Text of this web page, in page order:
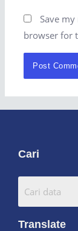
Save
browser for
Cari
Translate